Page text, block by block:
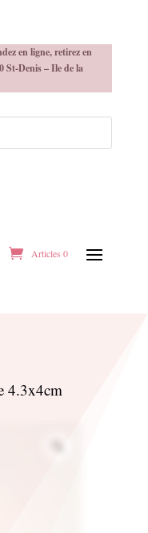
en ligne, retirez en
St-Denis – Ile de la
Articles 0
4.3x4cm